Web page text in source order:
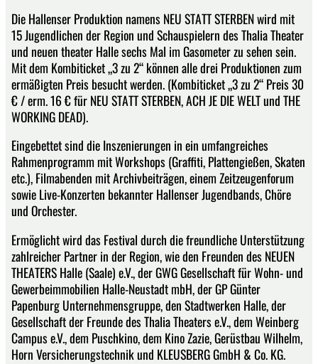
Die Hallenser Produktion namens NEU STATT STERBEN wird mit
15 Jugendlichen der Region und Schauspielern des Thalia Theater
und neuen theater Halle sechs Mal im Gasometer zu sehen sein.
Mit dem Kombiticket „3 zu 2“ können alle drei Produktionen zum
ermäßigten Preis besucht werden. (Kombiticket „3 zu 2“ Preis 30
€ / erm. 16 € für NEU STATT STERBEN, ACH JE DIE WELT und THE
WORKING DEAD).
Eingebettet sind die Inszenierungen in ein umfangreiches
Rahmenprogramm mit Workshops (Graffiti, Plattengießen, Skaten
etc.), Filmabenden mit Archivbeiträgen, einem Zeitzeugenforum
sowie Live-Konzerten bekannter Hallenser Jugendbands, Chöre
und Orchester.
Ermöglicht wird das Festival durch die freundliche Unterstützung
zahlreicher Partner in der Region, wie den Freunden des NEUEN
THEATERS Halle (Saale) e.V., der GWG Gesellschaft für Wohn- und
Gewerbeimmobilien Halle-Neustadt mbH, der GP Günter
Papenburg Unternehmensgruppe, den Stadtwerken Halle, der
Gesellschaft der Freunde des Thalia Theaters e.V., dem Weinberg
Campus e.V., dem Puschkino, dem Kino Zazie, Gerüstbau Wilhelm,
Horn Versicherungstechnik und KLEUSBERG GmbH & Co. KG.